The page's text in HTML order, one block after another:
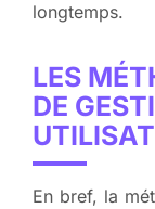
longtemps.
LES
DE
En bref, la